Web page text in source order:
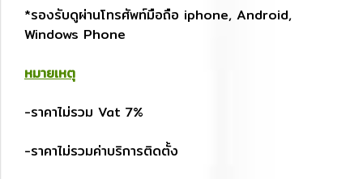
*รองรับดูผ่านโทรศัพท์มือถือ iphone, Android,
Windows Phone
หมายเหตุ
-ราคาไม่รวม Vat 7%
-ราคาไม่รวมค่าบริการติดตั้ง